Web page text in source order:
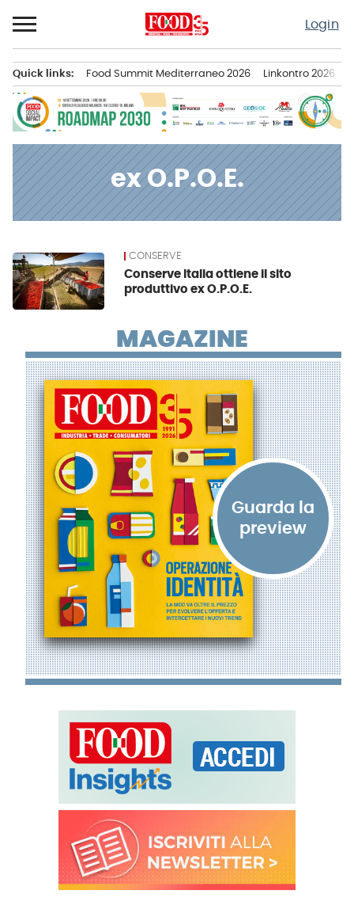
al
contenuto
Login
principale
Quick links: Food Summit Mediterraneo 2026 Linkontro 2026
ex O.P.O.E.
News CONSERVE
Conserve Italia ottiene il sito
produttivo ex O.P.O.E.
MAGAZINE